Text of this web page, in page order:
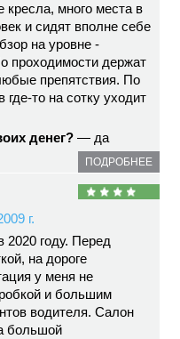
много места в
и сидят вполне себе
на уровне -
проходимости держат
препятствия. По
то на сотку уходит
денег? — да
ПОДРОБНЕЕ
г.
2020 году. Перед
на дороге
у меня не
и большим
водителя. Салон
большой